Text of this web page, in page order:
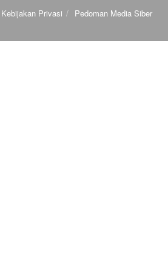
Kebijakan Privasi Pedoman Media Siber